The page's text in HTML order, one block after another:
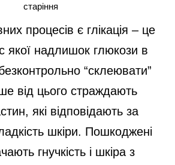
старіння
процесів є глікація – це
якої надлишок глюкози в
“склеювати”
від цього страждають
які відповідають за
шкіри. Пошкоджені
гнучкість і шкіра з